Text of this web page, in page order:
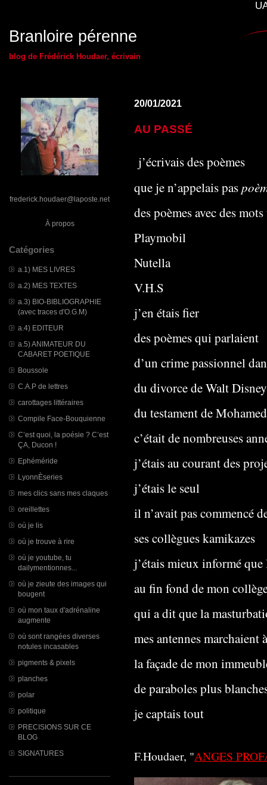
Branloire pérenne
blog de Frédérick Houdaer, écrivain
frederick.houdaer@laposte.net
À propos
Catégories
a.1) MES LIVRES
a.2) MES TEXTES
a.3) BIO-BIBLIOGRAPHIE
(avec traces d'O.G.M)
a.4) EDITEUR
a.5) ANIMATEUR DU
CABARET POETIQUE
Boussole
C.A.P de lettres
carottages littéraires
Compile Face-Bouquienne
C’est quoi, la poésie ? C’est
ÇA, Ducon !
Ephéméride
LyonnÈseries
mes clics sans mes claques
oreillettes
où je lis
où je trouve à rire
où je youtube, tu
dailymentionnes...
où je zieute des images qui
bougent
où mon taux d'adrénaline
augmente
où sont rangées diverses
notules incasables
pigments & pixels
planches
polar
politique
PRECISIONS SUR CE
BLOG
SIGNATURES
20/01/2021
AU PASSÉ
j’écrivais des poèmes
que je n’appelais pas
des poèmes avec des
Playmobil
Nutella
V.H.S
j’en étais fier
des poèmes qui parlaient
d’un crime passionnel
du divorce de Walt Disney
du testament de
c’était de nombreuses
j’étais au courant des
j’étais le seul
il n’avait pas commencé
ses collègues kamikazes
j’étais mieux informé
au fin fond de mon
qui a dit que la
mes antennes marchaient
la façade de mon
de paraboles plus
je captais tout
F.Houdaer, "ANGES